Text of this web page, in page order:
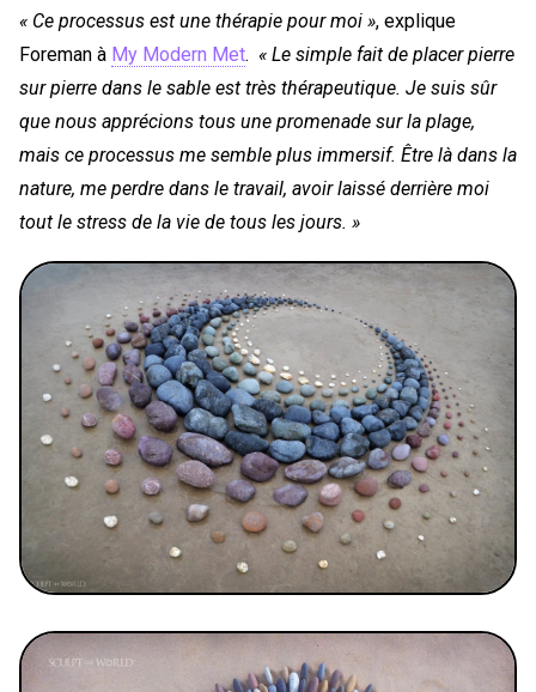
« Ce processus est une thérapie pour moi », explique
Foreman à My Modern Met. « Le simple fait de placer pierre
sur pierre dans le sable est très thérapeutique. Je suis sûr
que nous apprécions tous une promenade sur la plage,
mais ce processus me semble plus immersif. Être là dans la
nature, me perdre dans le travail, avoir laissé derrière moi
tout le stress de la vie de tous les jours. »